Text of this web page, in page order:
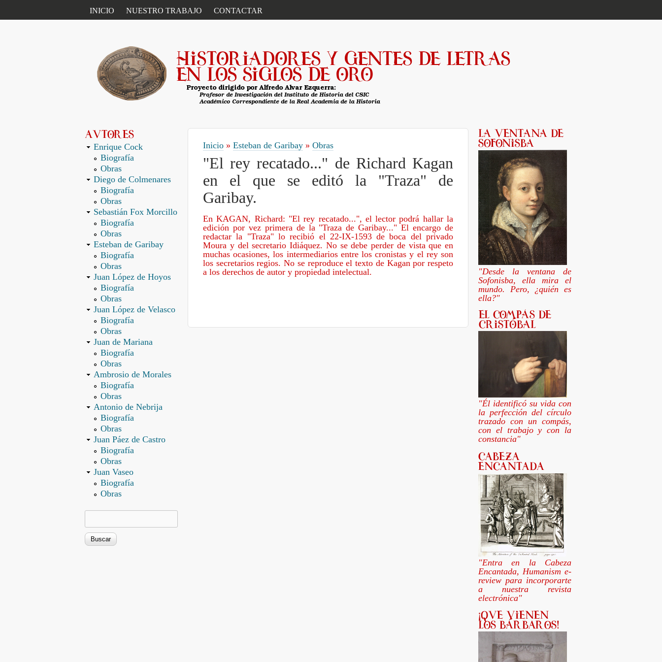
ENLACES PRIMARIOS
INICIO NUESTRO TRABAJO CONTACTAR
Enrique Cock
Biografía
Obras
Diego de Colmenares
Biografía
Obras
Sebastián Fox Morcillo
Biografía
Obras
Esteban de Garibay
Biografía
Obras
Juan López de Hoyos
Biografía
Obras
Juan López de Velasco
Biografía
Obras
Juan de Mariana
Biografía
Obras
Ambrosio de Morales
Biografía
Obras
Antonio de Nebrija
Biografía
Obras
Juan Páez de Castro
Biografía
Obras
Juan Vaseo
Biografía
Obras
Inicio » Esteban de Garibay » Obras
"El rey recatado..." de Richard Kagan
en el que se editó la "Traza" de
Garibay.
En KAGAN, Richard: "El rey recatado...", el lector podrá hallar la
edición por vez primera de la "Traza de Garibay..." El encargo de
redactar la "Traza" lo recibió el 22-IX-1593 de boca del privado
Moura y del secretario Idiáquez. No se debe perder de vista que en
muchas ocasiones, los intermediarios entre los cronistas y el rey son
los secretarios regios. No se reproduce el texto de Kagan por respeto
a los derechos de autor y propiedad intelectual.
"Desde la ventana de
Sofonisba, ella mira el
mundo. Pero, ¿quién es
ella?"
"Él identificó su vida con
la perfección del círculo
trazado con un compás,
con el trabajo y con la
constancia"
"Entra en la Cabeza
Encantada, Humanism e-
review para incorporarte
a nuestra revista
electrónica"